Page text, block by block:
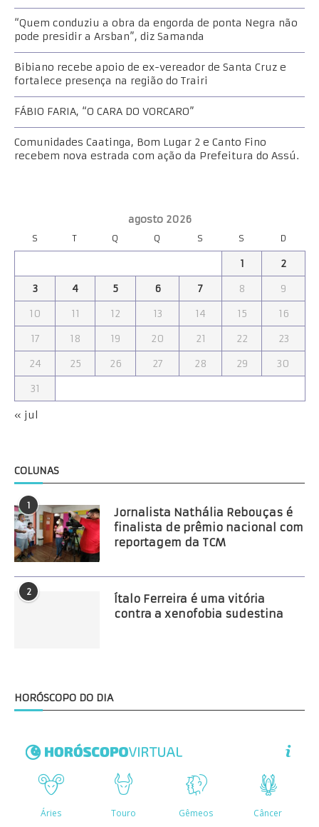
“Quem conduziu a obra da engorda de ponta Negra não
pode presidir a Arsban”, diz Samanda
Bibiano recebe apoio de ex-vereador de Santa Cruz e
fortalece presença na região do Trairi
FÁBIO FARIA, “O CARA DO VORCARO”
Comunidades Caatinga, Bom Lugar 2 e Canto Fino
recebem nova estrada com ação da Prefeitura do Assú.
agosto 2026
S T Q Q S S D
1
2
3
4 5 6 7 8
9
10
11 12 13 14 15
16
17
18 19 20 21 22
23
24
25 26 27 28 29
30
31
« jul
COLUNAS
1
Jornalista Nathália Rebouças é
finalista de prêmio nacional com
reportagem da TCM
2
Ítalo Ferreira é uma vitória
contra a xenofobia sudestina
HORÓSCOPO DO DIA